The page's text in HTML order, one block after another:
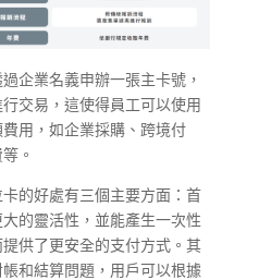
企業名義申辦一張主卡號，
交易，這使得員工可以使用
用，如企業採購、跨境付
。
的好處有三個主要方面：首
的靈活性，並能產生一次性
供了更安全的支付方式。其
和結算問題，用戶可以根據